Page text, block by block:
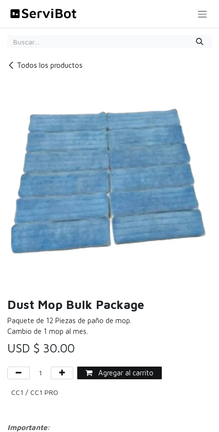
Todos los productos
Dust Mop Bulk Package
Paquete de 12 Piezas de paño de mop.
Cambio de 1 mop al mes.
USD $ 30.00
Agregar al carrito
CC1 / CC1 PRO
Importante: